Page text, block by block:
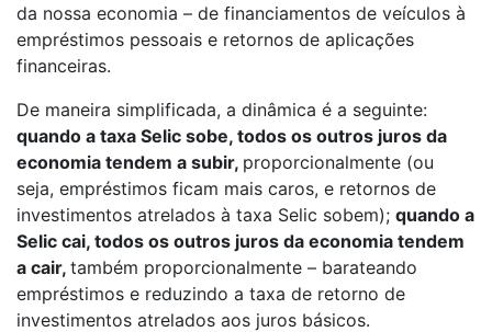
da nossa economia – de financiamentos de veículos à
empréstimos pessoais e retornos de aplicações
financeiras.
De maneira simplificada, a dinâmica é a seguinte:
quando a taxa Selic sobe, todos os outros juros da
economia tendem a subir, proporcionalmente (ou
seja, empréstimos ficam mais caros, e retornos de
investimentos atrelados à taxa Selic sobem); quando a
Selic cai, todos os outros juros da economia tendem
a cair, também proporcionalmente – barateando
empréstimos e reduzindo a taxa de retorno de
investimentos atrelados aos juros básicos.